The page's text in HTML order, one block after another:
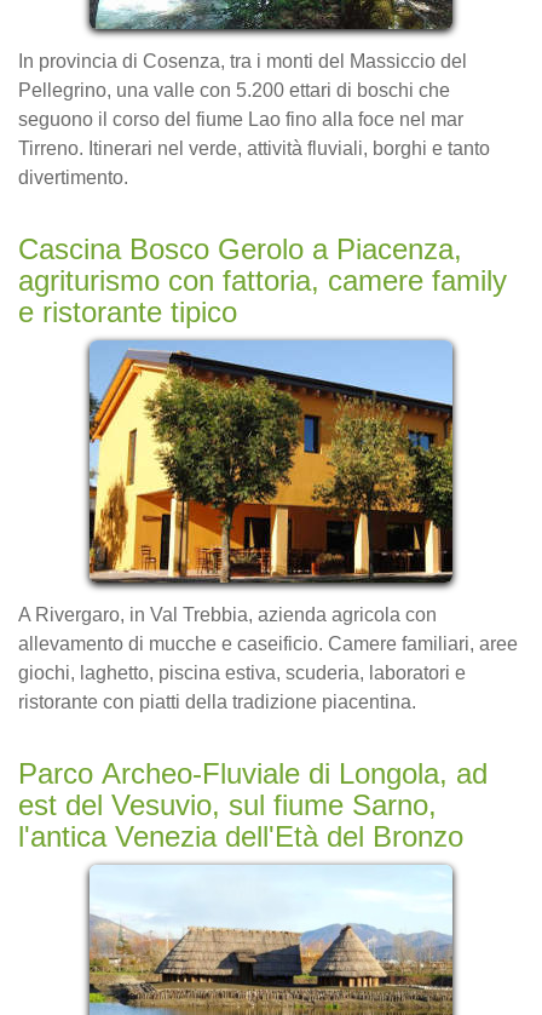
In provincia di Cosenza, tra i monti del Massiccio del
Pellegrino, una valle con 5.200 ettari di boschi che
seguono il corso del fiume Lao fino alla foce nel mar
Tirreno. Itinerari nel verde, attività fluviali, borghi e tanto
divertimento.
Cascina Bosco Gerolo a Piacenza,
agriturismo con fattoria, camere family
e ristorante tipico
A Rivergaro, in Val Trebbia, azienda agricola con
allevamento di mucche e caseificio. Camere familiari, aree
giochi, laghetto, piscina estiva, scuderia, laboratori e
ristorante con piatti della tradizione piacentina.
Parco Archeo-Fluviale di Longola, ad
est del Vesuvio, sul fiume Sarno,
l'antica Venezia dell'Età del Bronzo